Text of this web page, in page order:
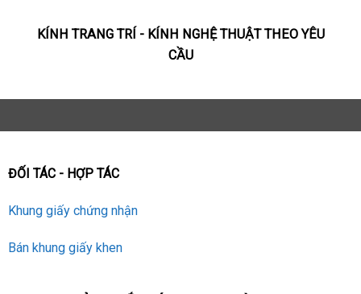
KÍNH TRANG TRÍ - KÍNH NGHỆ THUẬT THEO YÊU
CẦU
ĐỐI TÁC - HỢP TÁC
Khung giấy chứng nhận
Bán khung giấy khen